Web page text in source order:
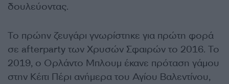
δουλεύοντας.
Το πρώην ζευγάρι γνωρίστηκε για πρώτη φορά
σε afterparty των Χρυσών Σφαιρών το 2016. Το
2019, ο Ορλάντο Μπλουμ έκανε πρόταση γάμου
στην Κέιτι Πέρι ανήμερα του Αγίου Βαλεντίνου,